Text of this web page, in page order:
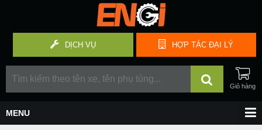
HỢP TÁC ĐẠI LÝ
DỊCH VỤ